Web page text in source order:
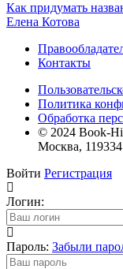
Как придумать
Елена Котова
Контакты
Политика
Обработка
© 2024 Book-
Москва, 119334
Войти Регистрация
Логин:
Пароль: Забыли